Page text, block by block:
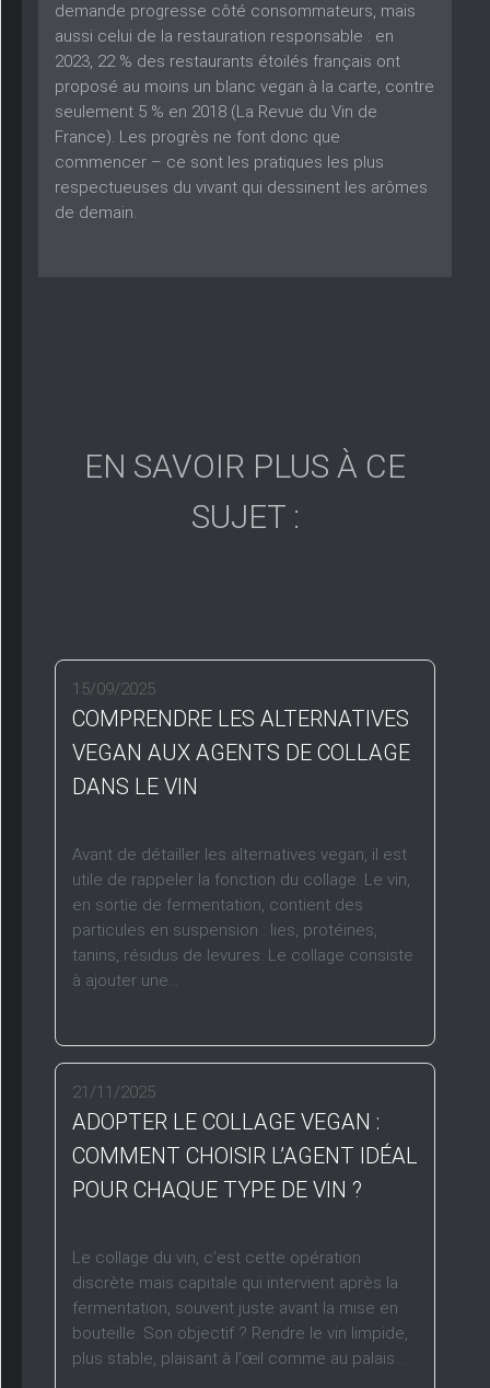
demande progresse côté consommateurs, mais
aussi celui de la restauration responsable : en
2023, 22 % des restaurants étoilés français ont
proposé au moins un blanc vegan à la carte, contre
seulement 5 % en 2018 (La Revue du Vin de
France). Les progrès ne font donc que
commencer – ce sont les pratiques les plus
respectueuses du vivant qui dessinent les arômes
de demain.
EN SAVOIR PLUS À CE
SUJET :
15/09/2025
COMPRENDRE LES ALTERNATIVES
VEGAN AUX AGENTS DE COLLAGE
DANS LE VIN
Avant de détailler les alternatives vegan, il est
utile de rappeler la fonction du collage. Le vin,
en sortie de fermentation, contient des
particules en suspension : lies, protéines,
tanins, résidus de levures. Le collage consiste
à ajouter une...
21/11/2025
ADOPTER LE COLLAGE VEGAN :
COMMENT CHOISIR L’AGENT IDÉAL
POUR CHAQUE TYPE DE VIN ?
Le collage du vin, c’est cette opération
discrète mais capitale qui intervient après la
fermentation, souvent juste avant la mise en
bouteille. Son objectif ? Rendre le vin limpide,
plus stable, plaisant à l’œil comme au palais...